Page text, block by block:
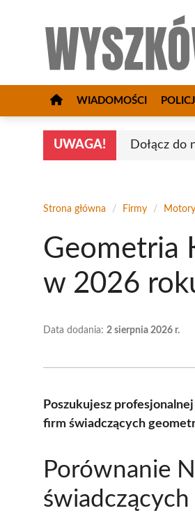
WIADOMOŚCI
UWAGA! Dołącz do
Strona główna / Firmy /
Geometria
w 2026
Data dodania: 2 sierpnia 2026 r.
Poszukujesz
firm świadczących
Porównanie